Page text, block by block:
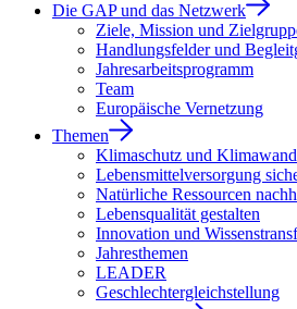
Die GAP und das Netzwerk
Ziele, Mission und
Handlungsfelder und
Jahresarbeitsprogramm
Team
Europäische Vernetzung
Themen
Klimaschutz und
Lebensmittelversorgung
Natürliche Ressourcen
Lebensqualität gestalten
Innovation und
Jahresthemen
LEADER
Geschlechtergleichstellung